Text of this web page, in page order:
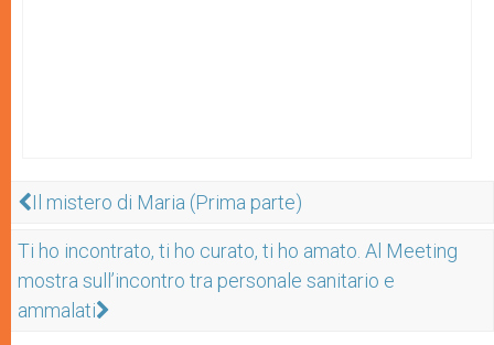
Il mistero di Maria (Prima parte)
Ti ho incontrato, ti ho curato, ti ho amato. Al Meeting
mostra sull’incontro tra personale sanitario e
ammalati